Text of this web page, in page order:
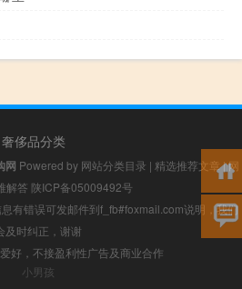
奢侈品分类
网 Powered by 网站分类目录 | 精选推荐文章|网
解答 陕ICP备05009492号
有错误可发邮件到f_fb#foxmail.com说明，我们
及时纠正，谢谢
好，不接盈利性广告及商业合作
小男孩